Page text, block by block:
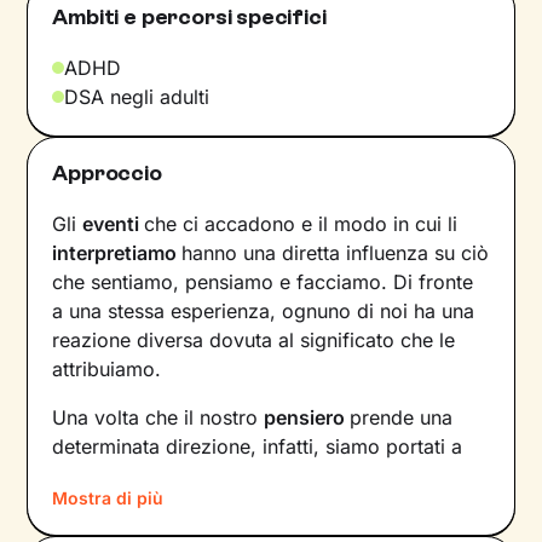
Ambiti e percorsi specifici
ADHD
DSA negli adulti
Approccio
Glieventiche ci accadono e il modo in cui li
interpretiamo hanno una diretta influenza su ciò
che sentiamo, pensiamo e facciamo. Di fronte
a una stessa esperienza, ognuno di noi ha una
reazione diversa dovuta al significato che le
attribuiamo.
Una volta che il nostro pensiero prende una
determinata direzione, infatti, siamo portati a
modi che possono ostacolare il nostro
benessere.
Mostra di più